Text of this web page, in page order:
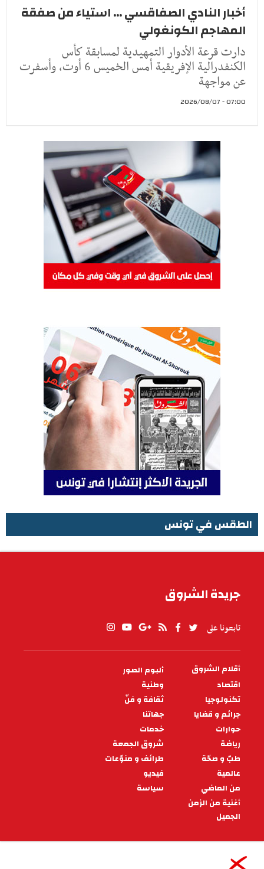
أخبار النادي الصفاقسي ... استياء من صفقة
المهاجم الكونغولي
دارت قرعة الأدوار التمهيدية لمسابقة كأس
الكنفدرالية الإفريقية أمس الخميس 6 أوت، وأسفرت
عن مواجهة
07:00 - 2026/08/07
الطقس في تونس
جريدة الشروق
تابعونا على
PIED
DE
PAGE
أقلام الشروق
ألبوم الصور
اقتصاد
وطنية
تكنولوجيا
ثقافة و فنّ
جرائم و قضايا
جهاتنا
حوارات
خدمات
رياضة
شروق الجمعة
طبّ و صحّة
طرائف و منوّعات
عالمية
فيديو
من الماضي
سياسة
أغنية من الزمن
الجميل